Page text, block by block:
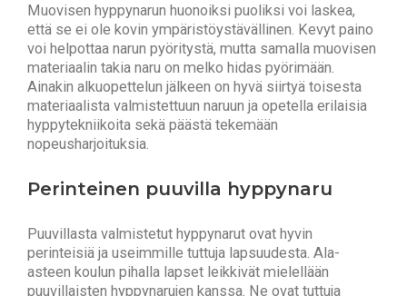
Muovisen hyppynarun huonoiksi puoliksi voi laskea,
että se ei ole kovin ympäristöystävällinen. Kevyt paino
voi helpottaa narun pyöritystä, mutta samalla muovisen
materiaalin takia naru on melko hidas pyörimään.
Ainakin alkuopettelun jälkeen on hyvä siirtyä toisesta
materiaalista valmistettuun naruun ja opetella erilaisia
hyppytekniikoita sekä päästä tekemään
nopeusharjoituksia.
Perinteinen puuvilla hyppynaru
Puuvillasta valmistetut hyppynarut ovat hyvin
perinteisiä ja useimmille tuttuja lapsuudesta. Ala-
asteen koulun pihalla lapset leikkivät mielellään
puuvillaisten hyppynarujen kanssa. Ne ovat tuttuja